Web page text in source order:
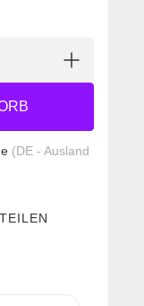
(DE - Ausland